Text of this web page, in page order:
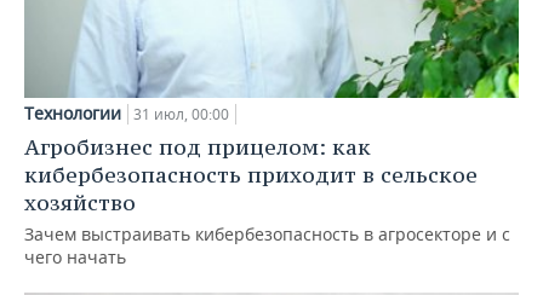
Технологии 31 июл, 00:00
Агробизнес под прицелом: как
кибербезопасность приходит в сельское
хозяйство
Зачем выстраивать кибербезопасность в агросекторе и с
чего начать